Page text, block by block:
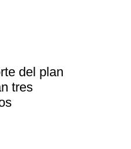
del plan
tres